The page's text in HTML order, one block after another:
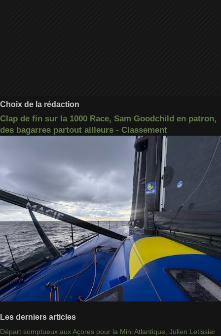
Choix de la rédaction
Clap de fin sur la 1000 Race, Sam Goodchild en patron,
des bagarres partout ailleurs - Classement
Les derniers articles
Départ somptueux aux Açores pour la Mini Atlantique, Julien Letissier